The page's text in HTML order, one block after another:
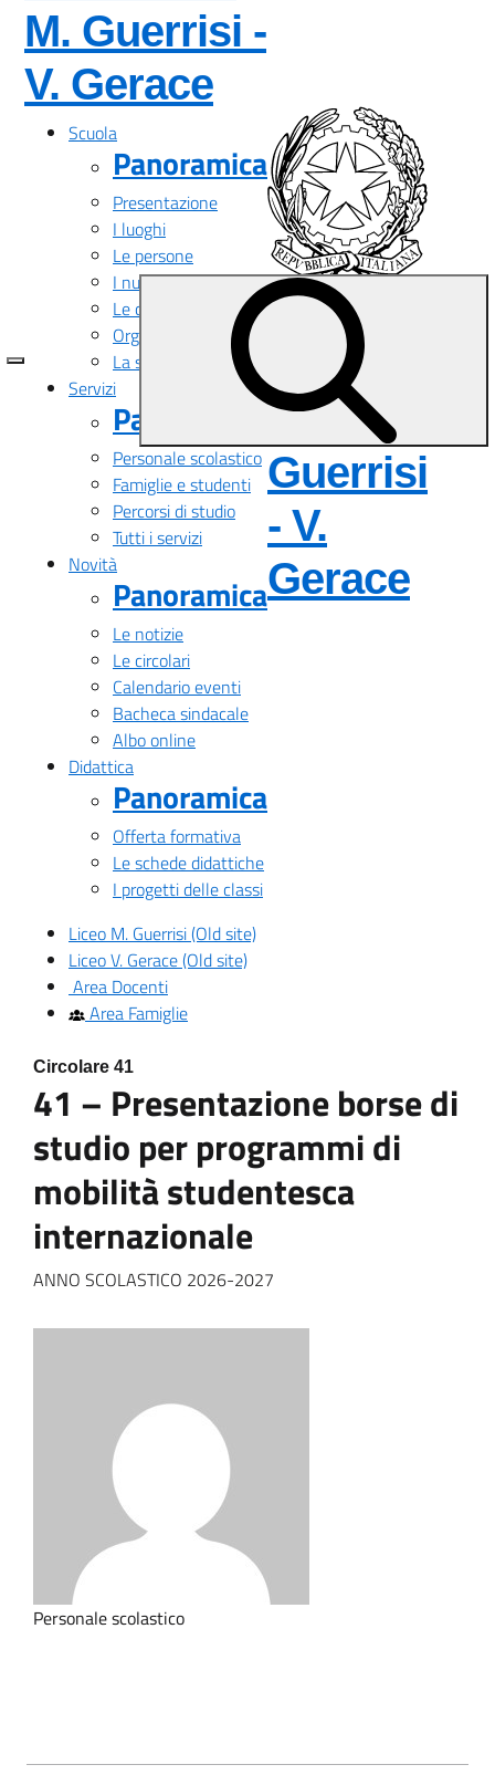
M. Guerrisi -
V. Gerace— Visita la
Scuola
Panoramica
Presentazione
I luoghi
Le persone
I numeri della scuola
Le carte della scuola
Organizzazione
La storia
Servizi
Panoramica
Personale scolastico
Famiglie e studenti
Percorsi di studio
Tutti i servizi
Novità
Panoramica
Le notizie
Le circolari
Calendario eventi
Bacheca sindacale
Albo online
Didattica
Panoramica
Offerta formativa
Le schede didattiche
I progetti delle classi
Liceo M. Guerrisi (Old site)
Liceo V. Gerace (Old site)
Area Docenti
Area Famiglie
Polo
Liceale
M.
Guerrisi
- V.
Gerace—
Circolare 41
41 – Presentazione borse di
studio per programmi di
mobilità studentesca
internazionale
ANNO SCOLASTICO 2026-2027
Personale scolastico